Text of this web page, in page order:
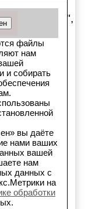
"Старс",
файлы
нам
и собирать
вы даёте
нами ваших
вашей
нам
данных с
на
обработки